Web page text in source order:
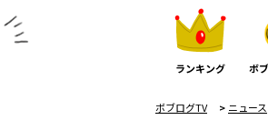
ランキング ボ
ボブログTV > ニュース